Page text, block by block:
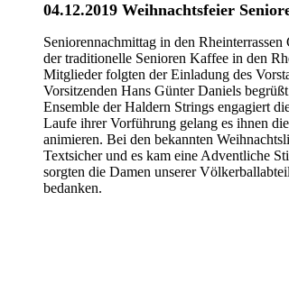
04.12.2019 Weihnachtsfeier
Seniorennachmittag in den
der traditionelle Senioren Kaffee in den
Mitglieder folgten der Einladung des
Vorsitzenden Hans Günter Daniels
Ensemble der Haldern Strings engagiert
Laufe ihrer Vorführung gelang es ihnen
animieren. Bei den bekannten
Textsicher und es kam eine Adventliche
sorgten die Damen unserer
bedanken.